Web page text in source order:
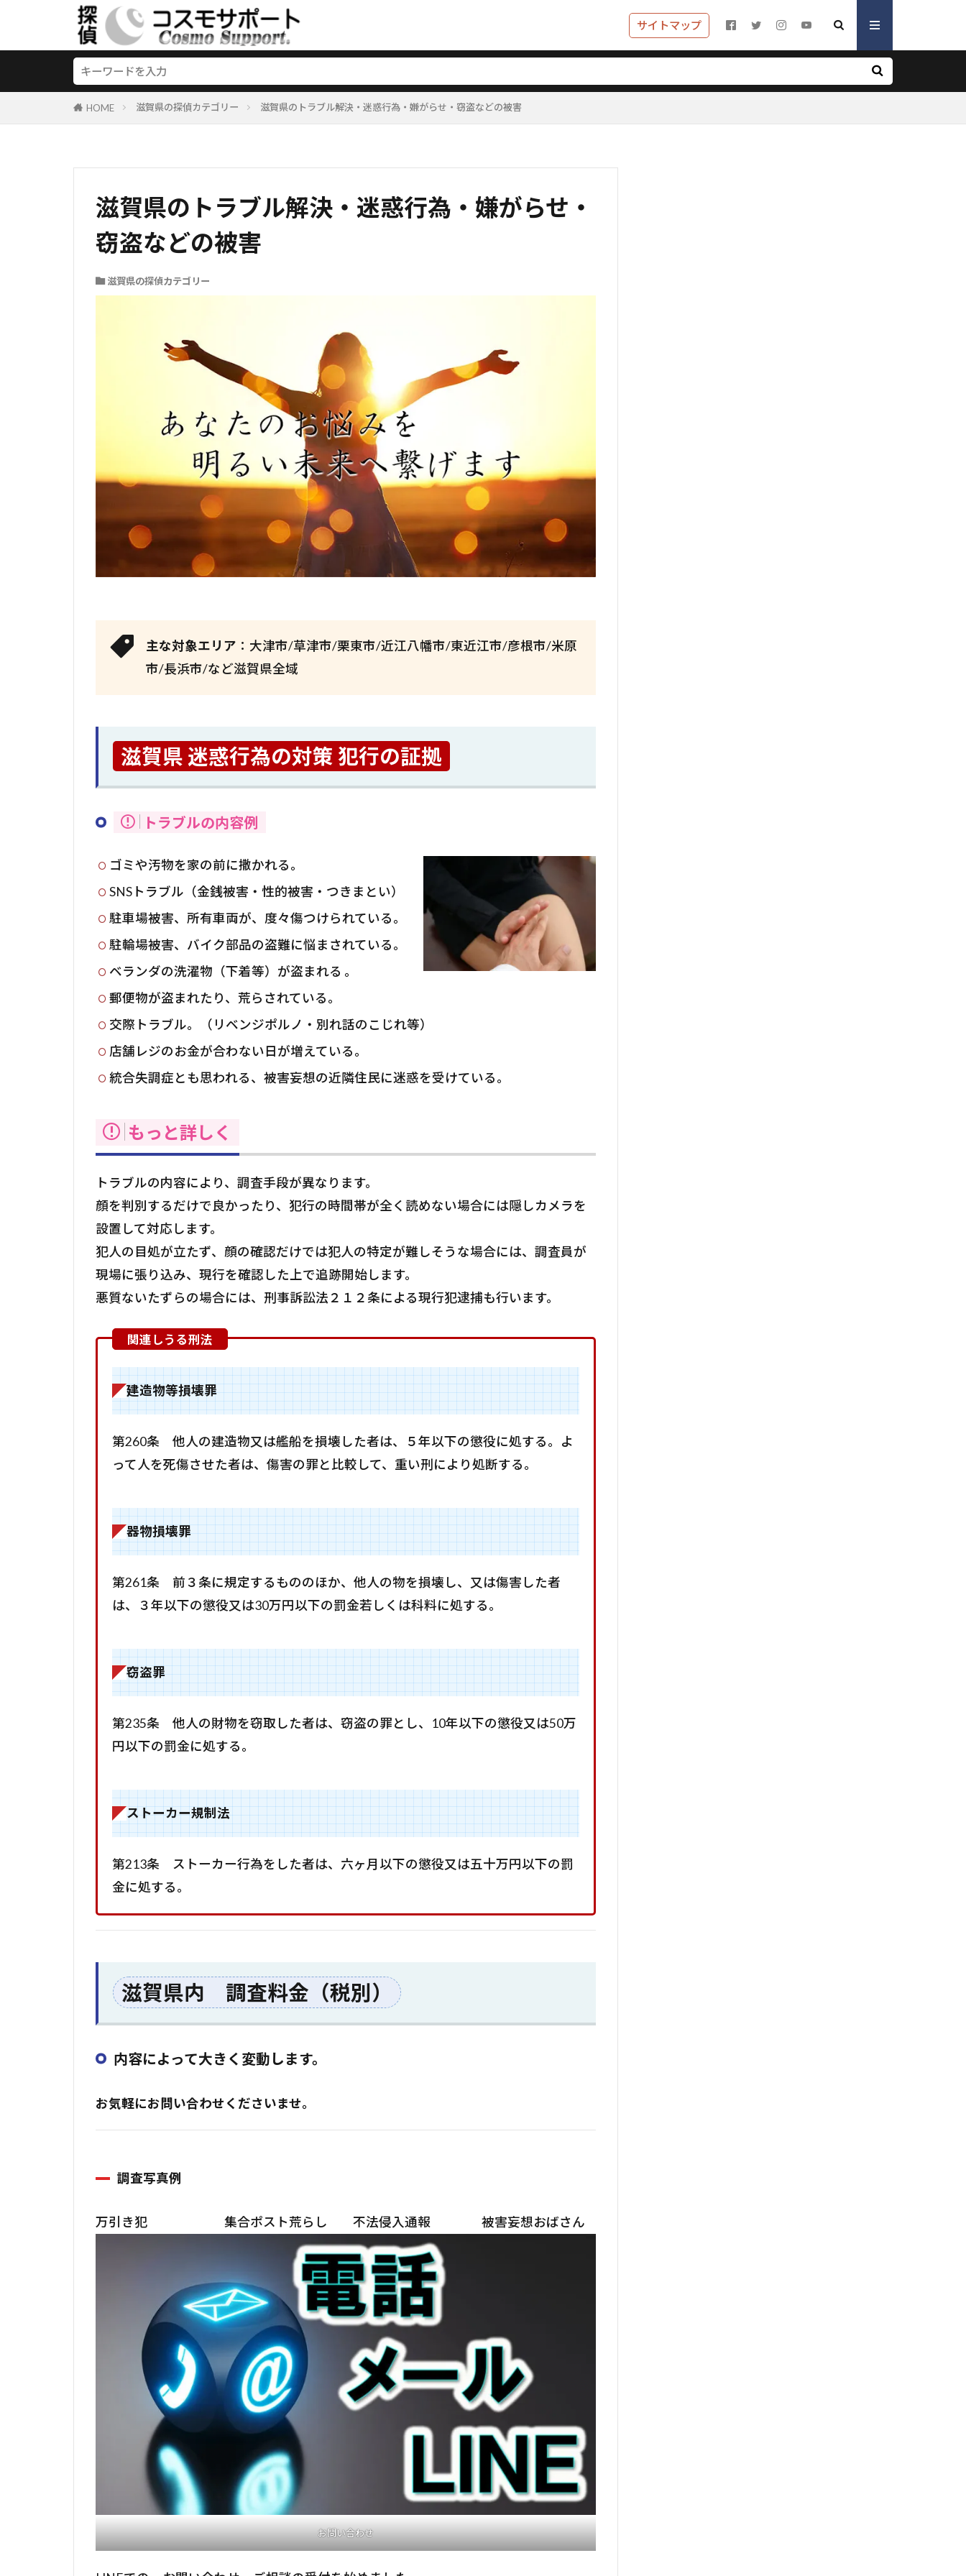
サイトマップ
HOME 滋賀県の探偵カテゴリー 滋賀県のトラブル解決・迷惑行為・嫌がらせ・窃盗などの被害
滋賀県のトラブル解決・迷惑行為・嫌がらせ・
窃盗などの被害
滋賀県の探偵カテゴリー
主な対象エリア ：大津市/草津市/栗東市/近江八幡市/東近江市/彦根市/米原
市/長浜市/など滋賀県全域
滋賀県 迷惑行為の対策 犯行の証拠
トラブルの内容例
ゴミや汚物を家の前に撒かれる。
SNSトラブル（金銭被害・性的被害・つきまとい）
駐車場被害、所有車両が、度々傷つけられている。
駐輪場被害、バイク部品の盗難に悩まされている。
ベランダの洗濯物（下着等）が盗まれる 。
郵便物が盗まれたり、荒らされている。
交際トラブル。（リベンジポルノ・別れ話のこじれ等）
店舗レジのお金が合わない日が増えている。
統合失調症とも思われる、被害妄想の近隣住民に迷惑を受けている。
もっと詳しく
トラブルの内容により、調査手段が異なります。
顔を判別するだけで良かったり、犯行の時間帯が全く読めない場合には隠しカメラを
設置して対応します。
犯人の目処が立たず、顔の確認だけでは犯人の特定が難しそうな場合には、調査員が
現場に張り込み、現行を確認した上で追跡開始します。
悪質ないたずらの場合には、刑事訴訟法２１２条による現行犯逮捕も行います。
建造物等損壊罪
第260条 他人の建造物又は艦船を損壊した者は、５年以下の懲役に処する。よ
って人を死傷させた者は、傷害の罪と比較して、重い刑により処断する。
器物損壊罪
第261条 前３条に規定するもののほか、他人の物を損壊し、又は傷害した者
は、３年以下の懲役又は30万円以下の罰金若しくは科料に処する。
窃盗罪
第235条 他人の財物を窃取した者は、窃盗の罪とし、10年以下の懲役又は50万
円以下の罰金に処する。
ストーカー規制法
第213条 ストーカー行為をした者は、六ヶ月以下の懲役又は五十万円以下の罰
金に処する。
滋賀県内 調査料金（税別）
内容によって大きく変動します。
お気軽にお問い合わせくださいませ。
調査写真例
万引き犯 集合ポスト荒らし 不法侵入通報 被害妄想おばさん
お問い合わせ